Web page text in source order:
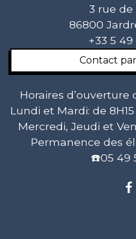
3 rue de
86800
+33 5
Contact
Horaires
Lundi et Mardi: de 8H15
Mercredi, Jeudi et
Permanence des
☎️05 49